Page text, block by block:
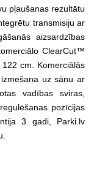
pļaušanas rezultātu
transmisiju ar
aizsardzības
ClearCut™
cm. Komerciālās
uz sānu ar
vadības sviras,
pozīcijas
3 gadi, Parki.lv